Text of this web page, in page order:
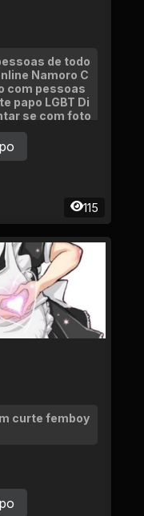
de todo
Namoro C
com pessoas
papo LGBT Di
se com foto
grupo lg
encontros
115
curte femboy